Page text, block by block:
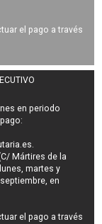
el pago a través
en periodo
:
.
Mártires de la
martes y
en
el pago a través